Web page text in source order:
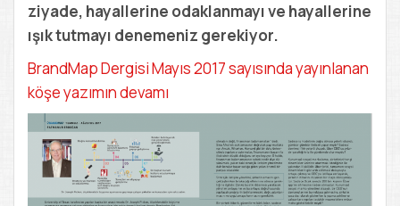
ziyade, hayallerine odaklanmayı ve hayallerine
ışık tutmayı denemeniz gerekiyor.
BrandMap Dergisi Mayıs 2017 sayısında yayınlanan
köşe yazımın devamı